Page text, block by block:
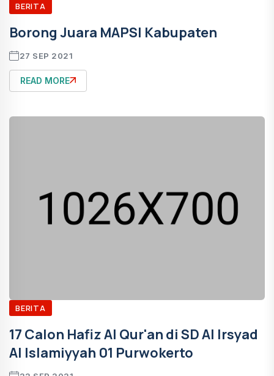
BERITA
Borong Juara MAPSI Kabupaten
27 SEP 2021
READ MORE
BERITA
17 Calon Hafiz Al Qur'an di SD Al Irsyad
Al Islamiyyah 01 Purwokerto